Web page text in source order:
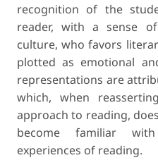
recognition of the
reader, with a sense
culture, who favors
plotted as emotional
representations are
which, when
approach to reading,
become familiar
experiences of reading.